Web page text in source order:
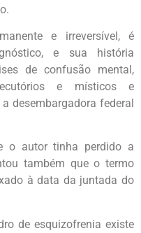
e irreversível, é
e sua história
de confusão mental,
e místicos e
desembargadora federal
o autor tinha perdido a
também que o termo
à data da juntada do
de esquizofrenia existe